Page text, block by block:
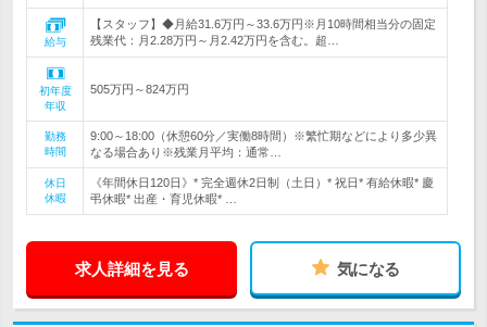
給与
【スタッフ】◆月給31.6万円～33.6万円※月10時間相当分の固定
残業代：月2.28万円～月2.42万円を含む。超…
初年度
年収
505万円～824万円
勤務
時間
9:00～18:00（休憩60分／実働8時間）※繁忙期などにより多少異
なる場合あり※残業月平均：通常…
休日
休暇
《年間休日120日》* 完全週休2日制（土日）* 祝日* 有給休暇* 慶
弔休暇* 出産・育児休暇* …
求人詳細を見る 気になる